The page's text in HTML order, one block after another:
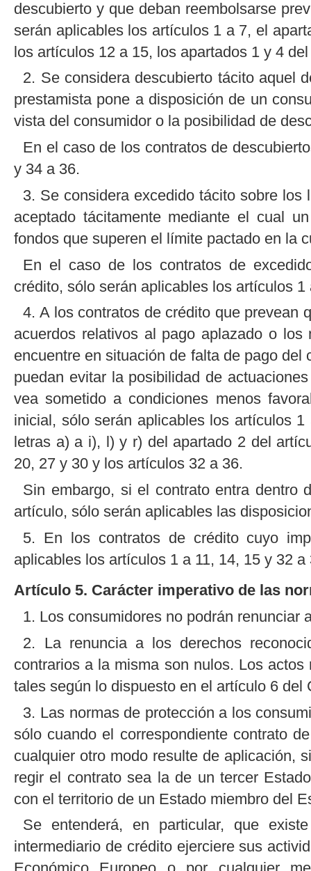
descubierto y que deban reembolsarse
serán aplicables los artículos 1 a 7, el
los artículos 12 a 15, los apartados 1 y 4
2. Se considera descubierto tácito aquel
prestamista pone a disposición de un
vista del consumidor o la posibilidad de
En el caso de los contratos de
y 34 a 36.
3. Se considera excedido tácito sobre
aceptado tácitamente mediante el cual
fondos que superen el límite pactado en la
En el caso de los contratos de
crédito, sólo serán aplicables los artículos 1
4. A los contratos de crédito que prevean
acuerdos relativos al pago aplazado o
encuentre en situación de falta de pago
puedan evitar la posibilidad de
vea sometido a condiciones menos
inicial, sólo serán aplicables los artículos
letras a) a i), l) y r) del apartado 2 del
20, 27 y 30 y los artículos 32 a 36.
Sin embargo, si el contrato entra dentro
artículo, sólo serán aplicables las
5. En los contratos de crédito cuyo
aplicables los artículos 1 a 11, 14, 15 y 32 a
Artículo 5. Carácter imperativo de las
1. Los consumidores no podrán renunciar
2. La renuncia a los derechos
contrarios a la misma son nulos. Los
tales según lo dispuesto en el artículo 6 del
3. Las normas de protección a los
sólo cuando el correspondiente contrato
cualquier otro modo resulte de aplicación,
regir el contrato sea la de un tercer
con el territorio de un Estado miembro del
Se entenderá, en particular, que
intermediario de crédito ejerciere sus